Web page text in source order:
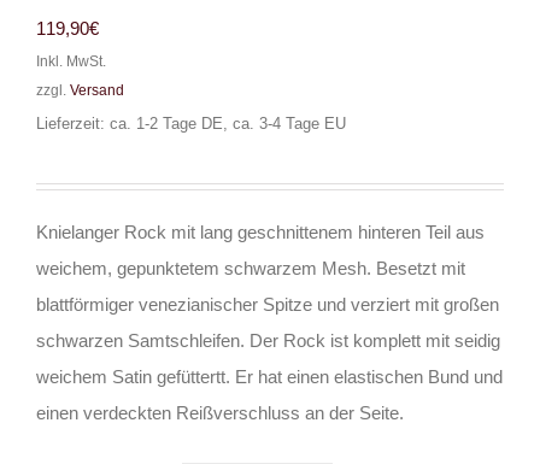
119,90€
Inkl. MwSt.
zzgl. Versand
Lieferzeit: ca. 1-2 Tage DE, ca. 3-4 Tage EU
Knielanger Rock mit lang geschnittenem hinteren Teil aus
weichem, gepunktetem schwarzem Mesh. Besetzt mit
blattförmiger venezianischer Spitze und verziert mit großen
schwarzen Samtschleifen. Der Rock ist komplett mit seidig
weichem Satin gefüttertt. Er hat einen elastischen Bund und
einen verdeckten Reißverschluss an der Seite.